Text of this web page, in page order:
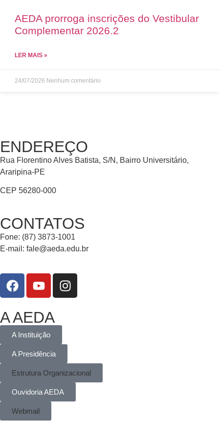
AEDA prorroga inscrições do Vestibular
Complementar 2026.2
LER MAIS »
24/07/2026 Nenhum comentário
ENDEREÇO
Rua Florentino Alves Batista, S/N, Bairro Universitário,
Araripina-PE
CEP 56280-000
CONTATOS
Fone: (87) 3873-1001
E-mail: fale@aeda.edu.br
A AEDA
A Instituição
A Presidência
Estrutura Organizacional
Ouvidoria AEDA
Webmail